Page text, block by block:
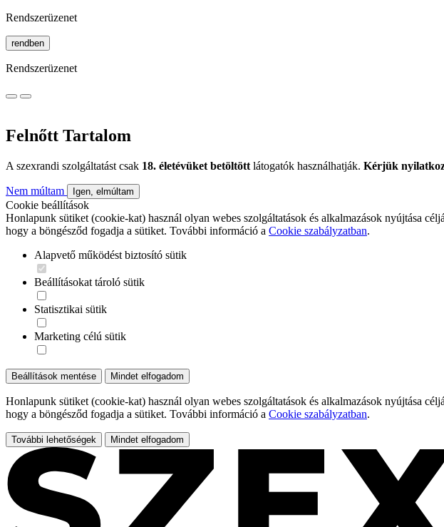
Rendszerüzenet
rendben
Rendszerüzenet
Felnőtt Tartalom
A szexrandi szolgáltatást csak 18. életévüket betöltött látogatók használhatják. Kérjük
Nem múltam Igen, elmúltam
Cookie beállítások
Honlapunk sütiket (cookie-kat) használ olyan webes szolgáltatások és alkalmazások nyújtása
hogy a böngésződ fogadja a sütiket. További információ a Cookie szabályzatban.
Alapvető működést biztosító sütik
Beállításokat tároló sütik
Statisztikai sütik
Marketing célú sütik
Beállítások mentése Mindet elfogadom
Honlapunk sütiket (cookie-kat) használ olyan webes szolgáltatások és alkalmazások nyújtása
hogy a böngésződ fogadja a sütiket. További információ a Cookie szabályzatban.
További lehetőségek Mindet elfogadom